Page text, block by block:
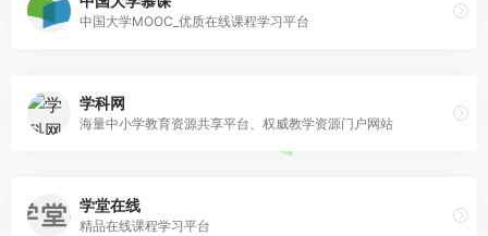
中国大学MOOC_优质在线课程学习平台
学科网
海量中小学教育资源共享平台、权威教学资源门户网站
学堂在线
精品在线课程学习平台